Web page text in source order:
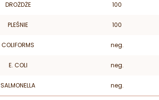
DROŻDŻE 100
PLEŚNIE 100
COLIFORMS neg.
E. COLI neg.
SALMONELLA neg.